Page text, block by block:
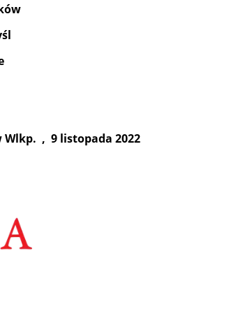
Wlkp. , 9 listopada 2022